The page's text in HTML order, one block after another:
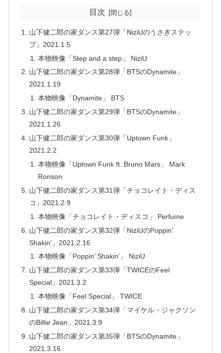
目次
山下健二郎の家ダンス第27弾「NiziUのうさぎステッ
プ」2021.1.5
本物映像「Step and a step」 NiziU
山下健二郎の家ダンス第28弾「BTSのDynamite」
2021.1.19
本物映像「Dynamite」 BTS
山下健二郎の家ダンス第29弾「BTSのDynamite」
2021.1.26
山下健二郎の家ダンス第30弾「Uptown Funk」
2021.2.2
本物映像「Uptown Funk ft. Bruno Mars」 Mark
Ronson
山下健二郎の家ダンス第31弾「チョコレイト・ディス
コ」2021.2.9
本物映像「チョコレイト・ディスコ」 Perfume
山下健二郎の家ダンス第32弾「NiziUのPoppin’
Shakin’」2021.2.16
本物映像「Poppin’ Shakin’」 NiziU
山下健二郎の家ダンス第33弾「TWICEのFeel
Special」2021.3.2
本物映像「Feel Special」 TWICE
山下健二郎の家ダンス第34弾「マイケル・ジャクソン
のBillie Jean」2021.3.9
山下健二郎の家ダンス第35弾「BTSのDynamite」
2021.3.16